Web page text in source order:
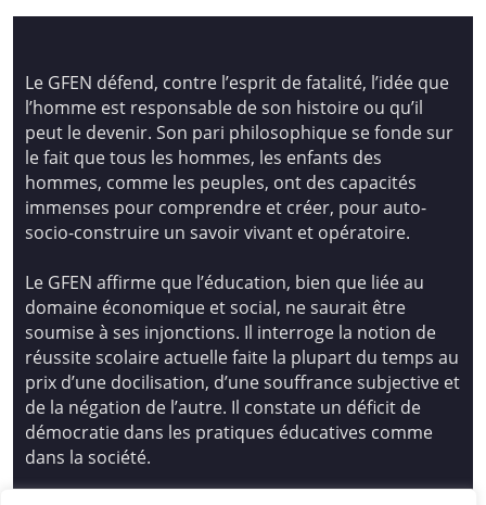
Le GFEN défend, contre l’esprit de fatalité, l’idée que
l’homme est responsable de son histoire ou qu’il
peut le devenir. Son pari philosophique se fonde sur
le fait que tous les hommes, les enfants des
hommes, comme les peuples, ont des capacités
immenses pour comprendre et créer, pour auto-
socio-construire un savoir vivant et opératoire.
Le GFEN affirme que l’éducation, bien que liée au
domaine économique et social, ne saurait être
soumise à ses injonctions. Il interroge la notion de
réussite scolaire actuelle faite la plupart du temps au
prix d’une docilisation, d’une souffrance subjective et
de la négation de l’autre. Il constate un déficit de
démocratie dans les pratiques éducatives comme
dans la société.